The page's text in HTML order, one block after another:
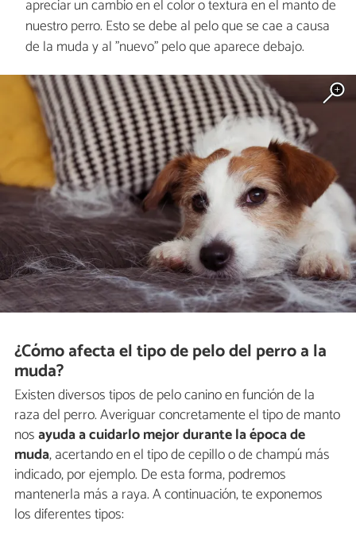
apreciar un cambio en el color o textura en el manto de
nuestro perro. Esto se debe al pelo que se cae a causa
de la muda y al "nuevo" pelo que aparece debajo.
¿Cómo afecta el tipo de pelo del perro a la
muda?
Existen diversos tipos de pelo canino en función de la
raza del perro. Averiguar concretamente el tipo de manto
nosayuda a cuidarlo mejor durante la época de
muda, acertando en el tipo de cepillo o de champú más
indicado, por ejemplo. De esta forma, podremos
mantenerla más a raya. A continuación, te exponemos
los diferentes tipos: